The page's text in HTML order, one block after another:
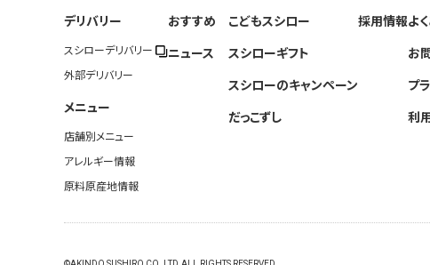
デリバリー
スシローデリバリー
外部デリバリー
メニュー
店舗別メニュー
アレルギー情報
原料原産地情報
おすすめ
ニュース
こどもスシロー
スシローギフト
スシローのキャンペーン
だっこずし
採用情報よ
お
プ
利